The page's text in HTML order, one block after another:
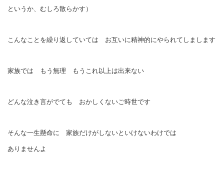
というか、むしろ散らかす）
こんなことを繰り返していては お互いに精神的にやられてしまします
家族では もう無理 もうこれ以上は出来ない
どんな泣き言がでても おかしくないご時世です
そんな一生懸命に 家族だけがしないといけないわけでは
ありませんよ